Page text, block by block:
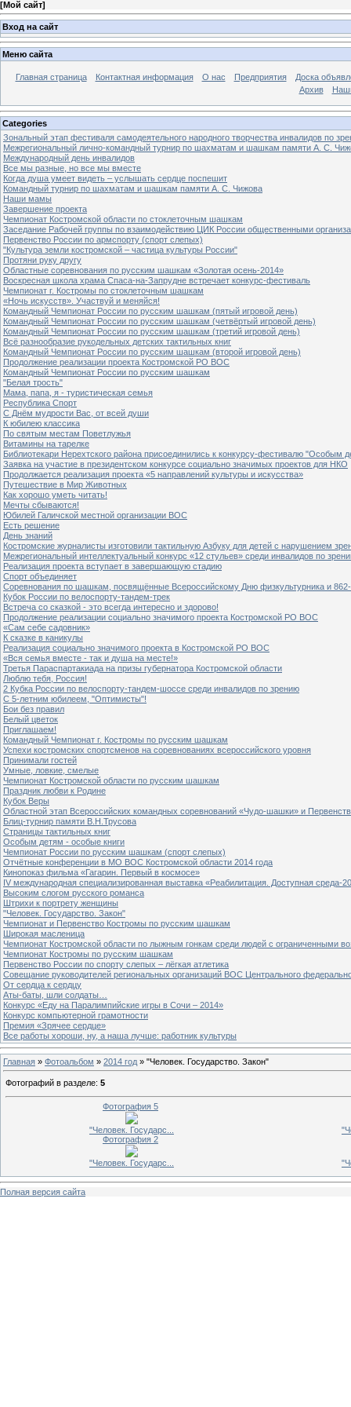
[Мой сайт]
Вход на сайт
Меню сайта
Главная страница Контактная информация О нас Предприятия
Доска
Архив
Categories
Зональный этап фестиваля самодеятельного народного творчества инвалидов по
Межрегиональный лично-командный турнир по шахматам и шашкам памяти А. С.
Международный день инвалидов
Все мы разные, но все мы вместе
Когда душа умеет видеть – услышать сердце поспешит
Командный турнир по шахматам и шашкам памяти А. С. Чижова
Наши мамы
Завершение проекта
Чемпионат Костромской области по стоклеточным шашкам
Заседание Рабочей группы по взаимодействию ЦИК России общественными
Первенство России по армспорту (спорт слепых)
"Культура земли костромской – частица культуры России"
Протяни руку другу
Областные соревнования по русским шашкам «Золотая осень-2014»
Воскресная школа храма Спаса-на-Запрудне встречает конкурс-фестиваль
Чемпионат г. Костромы по стоклеточным шашкам
«Ночь искусств». Участвуй и меняйся!
Командный Чемпионат России по русским шашкам (пятый игровой день)
Командный Чемпионат России по русским шашкам (четвёртый игровой день)
Командный Чемпионат России по русским шашкам (третий игровой день)
Всё разнообразие рукодельных детских тактильных книг
Командный Чемпионат России по русским шашкам (второй игровой день)
Продолжение реализации проекта Костромской РО ВОС
Командный Чемпионат России по русским шашкам
"Белая трость"
Мама, папа, я - туристическая семья
Республика Спорт
С Днём мудрости Вас, от всей души
К юбилею классика
По святым местам Поветлужья
Витамины на тарелке
Библиотекари Нерехтского района присоединились к конкурсу-фестивалю "Особым
Заявка на участие в президентском конкурсе социально значимых проектов для НКО
Продолжается реализация проекта «5 направлений культуры и искусства»
Путешествие в Мир Животных
Как хорошо уметь читать!
Мечты сбываются!
Юбилей Галичской местной организации ВОС
Есть решение
День знаний
Костромские журналисты изготовили тактильную Азбуку для детей с нарушением
Межрегиональный интеллектуальный конкурс «12 стульев» среди инвалидов по
Реализация проекта вступает в завершающую стадию
Спорт объединяет
Соревнования по шашкам, посвящённые Всероссийскому Дню физкультурника и
Кубок России по велоспорту-тандем-трек
Встреча со сказкой - это всегда интересно и здорово!
Продолжение реализации социально значимого проекта Костромской РО ВОС
«Сам себе садовник»
К сказке в каникулы
Реализация социально значимого проекта в Костромской РО ВОС
«Вся семья вместе - так и душа на месте!»
Третья Параспартакиада на призы губернатора Костромской области
Люблю тебя, Россия!
2 Кубка России по велоспорту-тандем-шоссе среди инвалидов по зрению
С 5-летним юбилеем, "Оптимисты"!
Бои без правил
Белый цветок
Приглашаем!
Командный Чемпионат г. Костромы по русским шашкам
Успехи костромских спортсменов на соревнованиях всероссийского уровня
Принимали гостей
Умные, ловкие, смелые
Чемпионат Костромской области по русским шашкам
Праздник любви к Родине
Кубок Веры
Областной этап Всероссийских командных соревнований «Чудо-шашки» и
Блиц-турнир памяти В.Н.Трусова
Страницы тактильных книг
Особым детям - особые книги
Чемпионат России по русским шашкам (спорт слепых)
Отчётные конференции в МО ВОС Костромской области 2014 года
Кинопоказ фильма «Гагарин. Первый в космосе»
IV международная специализированная выставка «Реабилитация. Доступная среда-
Высоким слогом русского романса
Штрихи к портрету женщины
"Человек. Государство. Закон"
Чемпионат и Первенство Костромы по русским шашкам
Широкая масленица
Чемпионат Костромской области по лыжным гонкам среди людей с ограниченными
Чемпионат Костромы по русским шашкам
Первенство России по спорту слепых – лёгкая атлетика
Совещание руководителей региональных организаций ВОС Центрального
От сердца к сердцу
Аты-баты, шли солдаты…
Конкурс «Еду на Паралимпийские игры в Сочи – 2014»
Конкурс компьютерной грамотности
Премия «Зрячее сердце»
Все работы хороши, ну, а наша лучше: работник культуры
Главная » Фотоальбом » 2014 год » "Человек. Государство. Закон"
Фотографий в разделе: 5
Фотография 5
"Человек. Государс...
Фотография 2
"Человек. Государс...
Полная версия сайта